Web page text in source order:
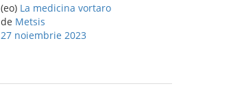
(eo) La medicina vortaro
de Metsis
27 noiembrie 2023